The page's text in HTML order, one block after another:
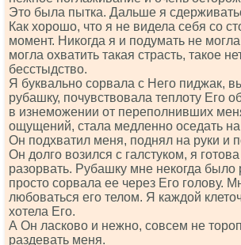
Это была пытка. Дальше я
Как хорошо, что я не видела себя со
момент. Никогда я и подумать не
могла охватить такая страсть, такое
бесстыдство.
Я буквально сорвала с Него пиджак,
рубашку, почувствовала теплоту Его
в изнеможении от переполнивших
ощущений, стала медленно оседать
Он подхватил меня, поднял на руки и
Он долго возился с галстуком, я
разорвать. Рубашку мне некогда было
просто сорвала ее через Его голову.
любоваться его телом. Я каждой
хотела Его.
А Он ласково и нежно, совсем не
раздевать меня.